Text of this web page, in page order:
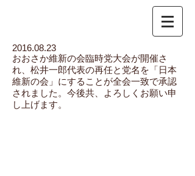
2016.08.23
おおさか維新の会臨時党大会が開催さ
れ、松井一郎代表の再任と党名を「日本
維新の会」にすることが全会一致で承認
されました。 今後共、よろしくお願い申
し上げます。